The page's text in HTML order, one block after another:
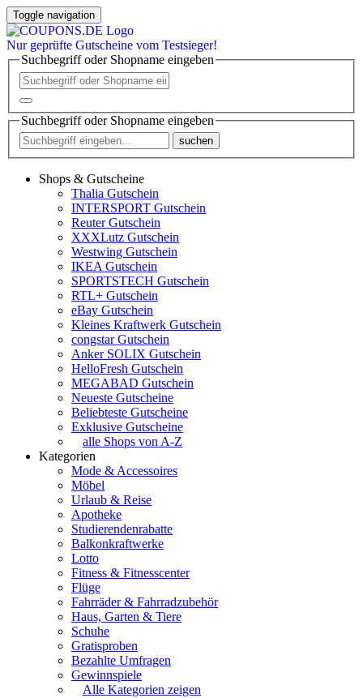
Toggle navigation
Nur geprüfte Gutscheine vom Testsieger!
Suchbegriff oder Shopname eingeben
Suchbegriff oder Shopname eingeben
suchen
Shops & Gutscheine
Thalia Gutschein
INTERSPORT Gutschein
Reuter Gutschein
XXXLutz Gutschein
Westwing Gutschein
IKEA Gutschein
SPORTSTECH Gutschein
RTL+ Gutschein
eBay Gutschein
Kleines Kraftwerk Gutschein
congstar Gutschein
Anker SOLIX Gutschein
HelloFresh Gutschein
MEGABAD Gutschein
Neueste Gutscheine
Beliebteste Gutscheine
Exklusive Gutscheine
alle Shops von A-Z
Kategorien
Mode & Accessoires
Möbel
Urlaub & Reise
Apotheke
Studierendenrabatte
Balkonkraftwerke
Lotto
Fitness & Fitnesscenter
Flüge
Fahrräder & Fahrradzubehör
Haus, Garten & Tiere
Schuhe
Gratisproben
Bezahlte Umfragen
Gewinnspiele
Alle Kategorien zeigen